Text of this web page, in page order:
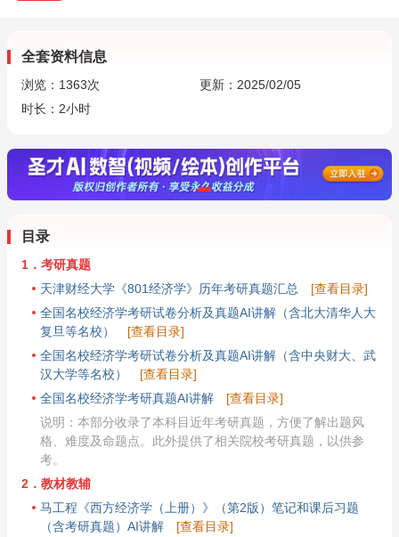
全套资料信息
浏览： 1363次
更新：2025/02/05
时长：2小时
目录
1．考研真题
天津财经大学《801经济学》历年考研真题汇总
[查看目录]
全国名校经济学考研试卷分析及真题AI讲解（含北大清华人大
复旦等名校）
[查看目录]
全国名校经济学考研试卷分析及真题AI讲解（含中央财大、武
汉大学等名校）
[查看目录]
全国名校经济学考研真题AI讲解
[查看目录]
说明：本部分收录了本科目近年考研真题，方便了解出题风
格、难度及命题点。此外提供了相关院校考研真题，以供参
考。
2．教材教辅
马工程《西方经济学（上册）》（第2版）笔记和课后习题
（含考研真题）AI讲解
[查看目录]